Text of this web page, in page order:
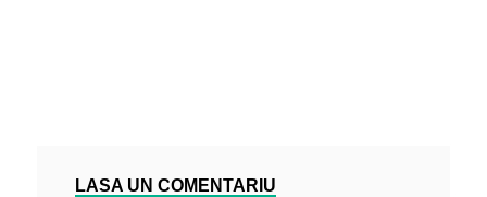
LASA UN COMENTARIU